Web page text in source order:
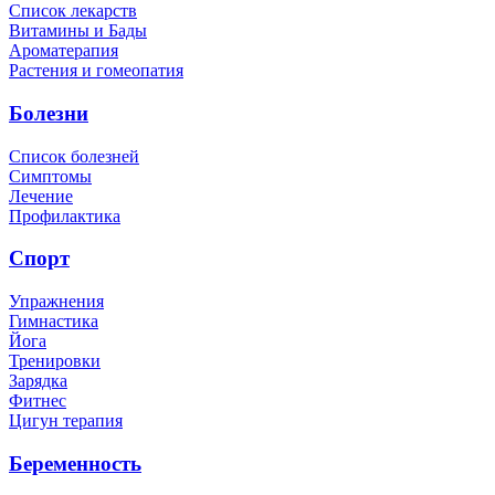
Список лекарств
Витамины и Бады
Ароматерапия
Растения и гомеопатия
Болезни
Список болезней
Симптомы
Лечение
Профилактика
Спорт
Упражнения
Гимнастика
Йога
Тренировки
Зарядка
Фитнес
Цигун терапия
Беременность